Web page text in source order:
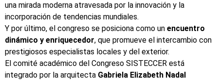
una mirada moderna atravesada por la innovación y la
incorporación de tendencias mundiales.
Y por último, el congreso se posiciona como un encuentro
dinámico y enriquecedor, que promueve el intercambio con
prestigiosos especialistas locales y del exterior.
El comité académico del Congreso SISTECCER está
integrado por la arquitecta Gabriela Elizabeth Nadal